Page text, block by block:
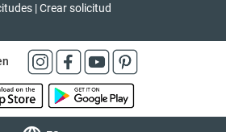
|Crear solicitud